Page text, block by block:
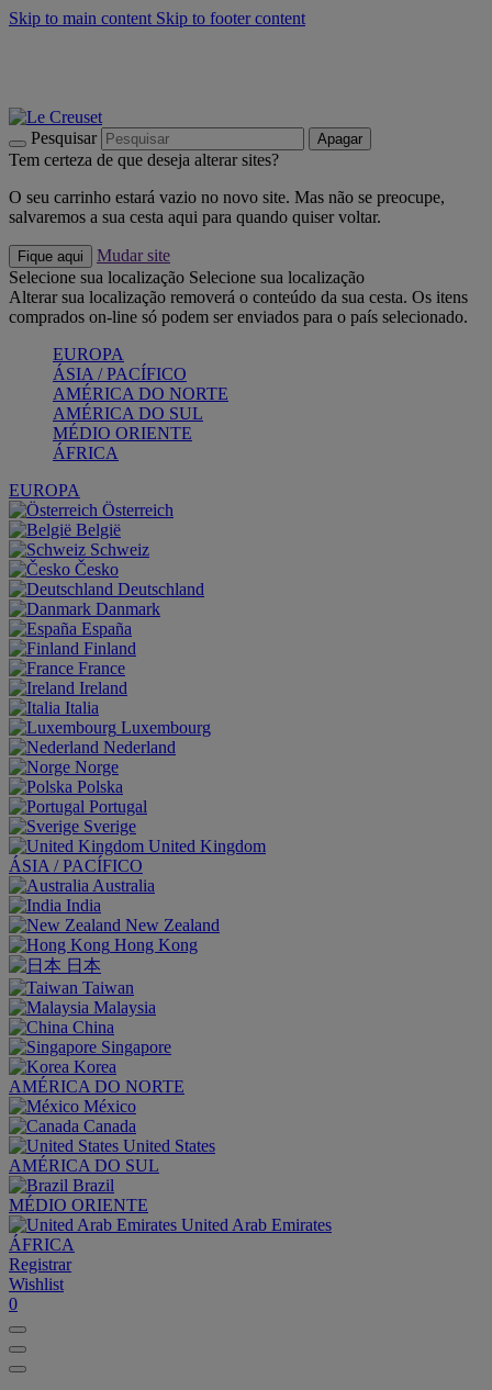
Skip to main content Skip to footer content
Pesquisar Apagar
Tem certeza de que deseja alterar sites?
O seu carrinho estará vazio no novo site. Mas não se preocupe,
salvaremos a sua cesta aqui para quando quiser voltar.
Fique aqui
Mudar site
Selecione sua localização Selecione sua localização
Alterar sua localização removerá o conteúdo da sua cesta. Os itens
comprados on-line só podem ser enviados para o país selecionado.
EUROPA
ÁSIA / PACÍFICO
AMÉRICA DO NORTE
AMÉRICA DO SUL
MÉDIO ORIENTE
ÁFRICA
EUROPA
Österreich
België
Schweiz
Česko
Deutschland
Danmark
España
Finland
France
Ireland
Italia
Luxembourg
Nederland
Norge
Polska
Portugal
Sverige
United Kingdom
ÁSIA / PACÍFICO
Australia
India
New Zealand
Hong Kong
日本
Taiwan
Malaysia
China
Singapore
Korea
AMÉRICA DO NORTE
México
Canada
United States
AMÉRICA DO SUL
Brazil
MÉDIO ORIENTE
United Arab Emirates
ÁFRICA
Registrar
Wishlist
0